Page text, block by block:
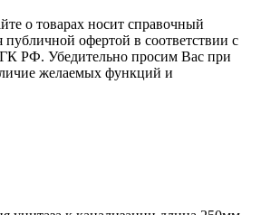
о товарах носит справочный
публичной офертой в соответствии с
РФ. Убедительно просим Вас при
желаемых функций и